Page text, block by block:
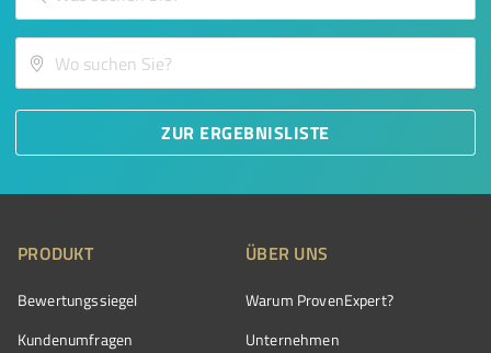
ZUR ERGEBNISLISTE
PRODUKT
Bewertungssiegel
Kundenumfragen
ÜBER UNS
Warum ProvenExpert?
Unternehmen